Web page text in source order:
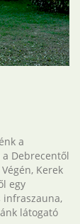
a
Debrecentől
Kerek
egy
infraszauna,
látogató